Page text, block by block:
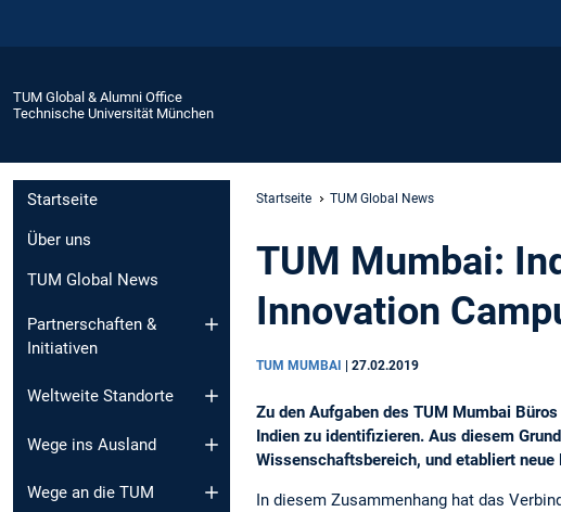
TUM Global & Alumni Office
Technische Universität München
Startseite
Über uns
TUM Global News
Partnerschaften &
Initiativen
Weltweite Standorte
Wege ins Ausland
Wege an die TUM
Startseite TUM Global News
TUM Mumbai:
Innovation
TUM MUMBAI | 27.02.2019
Zu den Aufgaben des TUM Mumbai
Indien zu identifizieren. Aus diesem
Wissenschaftsbereich, und etabliert
In diesem Zusammenhang hat das